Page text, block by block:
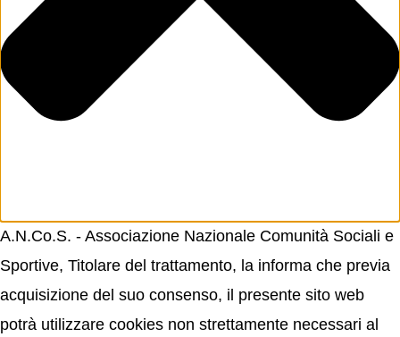
A.N.Co.S. - Associazione Nazionale Comunità Sociali e
Sportive, Titolare del trattamento, la informa che previa
acquisizione del suo consenso, il presente sito web
potrà utilizzare cookies non strettamente necessari al